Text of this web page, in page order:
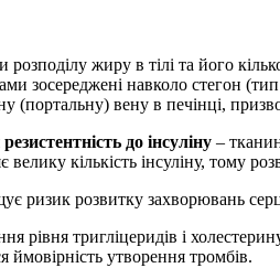
жиру в тілі та його
зосереджені навколо стегон
(портальну) вену в печінці,
резистентність до інсуліну –
кількість інсуліну, тому
ризик розвитку захворювань
тригліцеридів і
ймовірність утворення тромбів.